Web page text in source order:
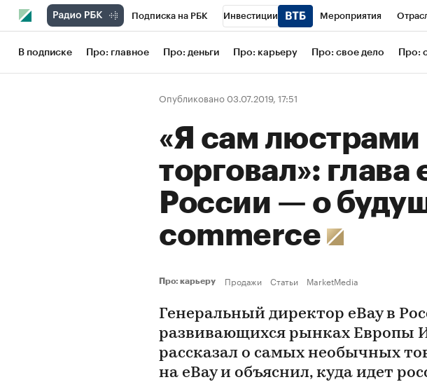
Подписка на РБК Инвестиции Мероприятия
Школа управления РБК РБК Образование
Рынок наличной валюты
В подписке Про: главное Про: деньги Про: карьеру Про: свое дело Про:
Опубликовано 03.07.2019, 17:51
«Я сам люстрами
торговал»: глава
России — о
commerce
Про: карьеру Продажи Статьи MarketMedia
Генеральный директор eBay в
развивающихся рынках Европы
рассказал о самых необычных
на eBay и объяснил, куда идет